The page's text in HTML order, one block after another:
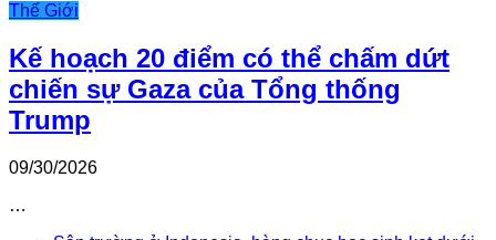
Thế Giới
Kế hoạch 20 điểm có thể chấm dứt
chiến sự Gaza của Tổng thống
Trump
09/30/2026
…